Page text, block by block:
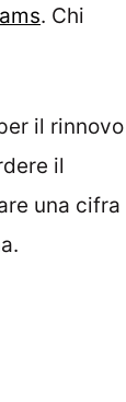
. Chi
il rinnovo
il
una cifra